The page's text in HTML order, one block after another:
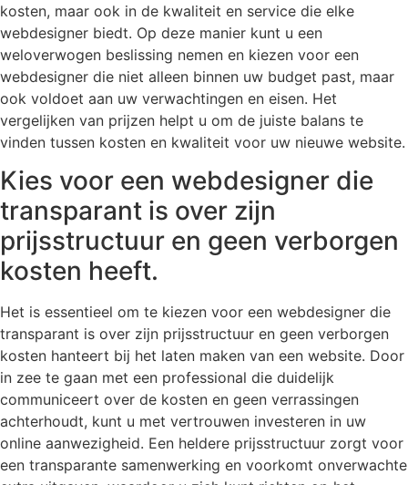
kosten, maar ook in de kwaliteit en service die elke
webdesigner biedt. Op deze manier kunt u een
weloverwogen beslissing nemen en kiezen voor een
webdesigner die niet alleen binnen uw budget past, maar
ook voldoet aan uw verwachtingen en eisen. Het
vergelijken van prijzen helpt u om de juiste balans te
vinden tussen kosten en kwaliteit voor uw nieuwe website.
Kies voor een webdesigner die
transparant is over zijn
prijsstructuur en geen verborgen
kosten heeft.
Het is essentieel om te kiezen voor een webdesigner die
transparant is over zijn prijsstructuur en geen verborgen
kosten hanteert bij het laten maken van een website. Door
in zee te gaan met een professional die duidelijk
communiceert over de kosten en geen verrassingen
achterhoudt, kunt u met vertrouwen investeren in uw
online aanwezigheid. Een heldere prijsstructuur zorgt voor
een transparante samenwerking en voorkomt onverwachte